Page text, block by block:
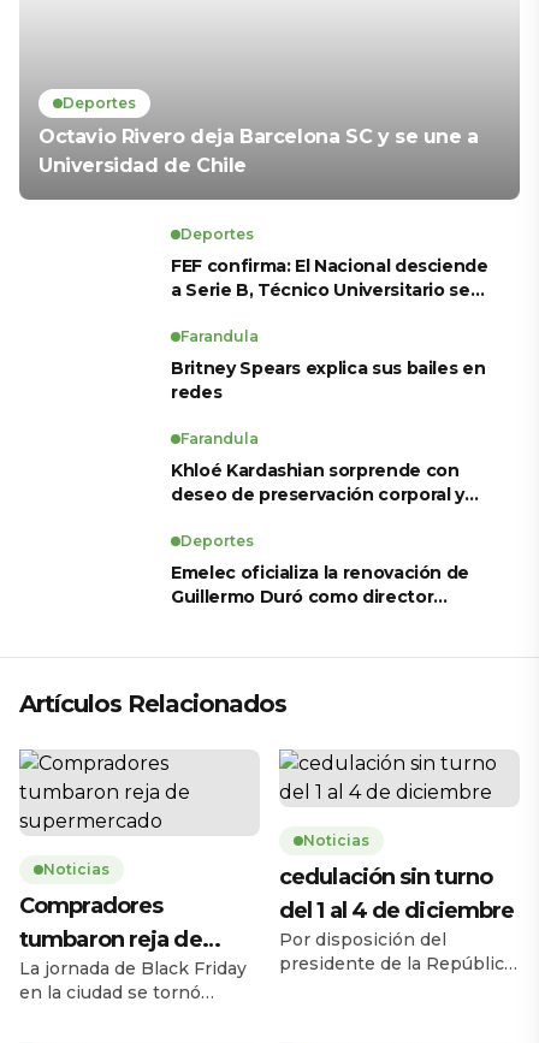
Deportes
Octavio Rivero deja Barcelona SC y se une a
Universidad de Chile
Deportes
FEF confirma: El Nacional desciende
a Serie B, Técnico Universitario se
para LigaPro 2026
Farandula
Britney Spears explica sus bailes en
redes
Farandula
Khloé Kardashian sorprende con
deseo de preservación corporal y
Deportes
Emelec oficializa la renovación de
Guillermo Duró como director
Artículos Relacionados
Noticias
Compradores
tumbaron reja de
supermercado
La jornada de Black Friday
en la ciudad se tornó
Noticias
cedulación sin turno
del 1 al 4 de diciembre
Por disposición del
presidente de la República,